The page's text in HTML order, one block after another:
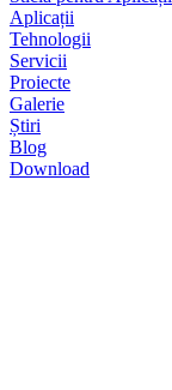
Aplicații
Tehnologii
Servicii
Proiecte
Galerie
Știri
Blog
Download